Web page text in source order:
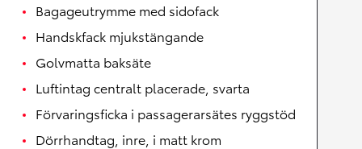
Bagageutrymme med sidofack
Handskfack mjukstängande
Golvmatta baksäte
Luftintag centralt placerade, svarta
Förvaringsficka i passagerarsätes ryggstöd
Dörrhandtag, inre, i matt krom